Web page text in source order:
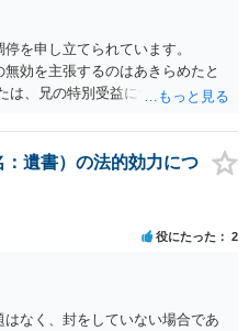
停を申し立てられています。
効を主張するのはあきらめたと
、兄の特別受益について立証し
よいと思います。
遺書）の法的効力につ
役にたった 2
はなく、封をしていない場合であ